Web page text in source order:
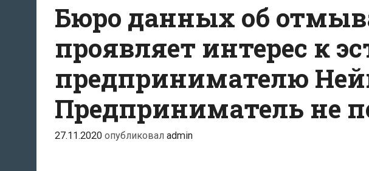
Бюро данных об
проявляет интерес к
предпринимателю
Предприниматель не
27.11.2020 опубликовал admin